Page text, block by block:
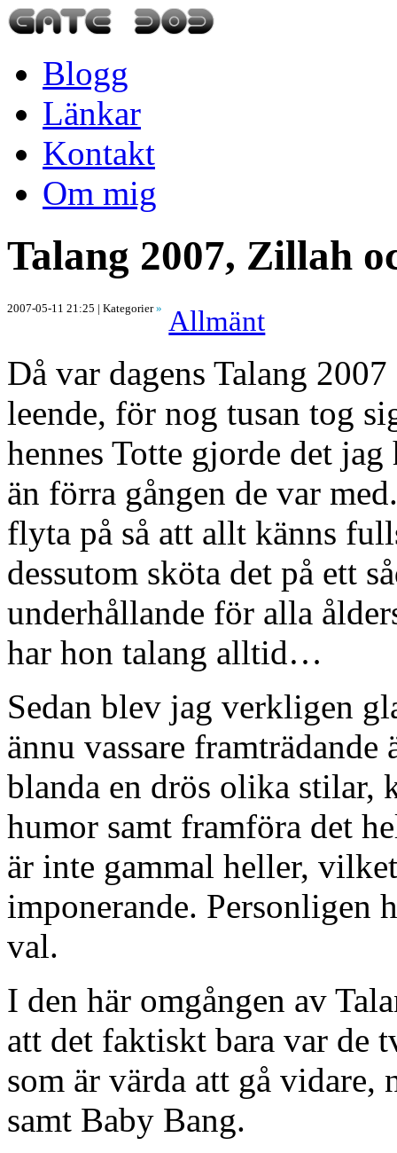
Blogg
Länkar
Kontakt
Om mig
Talang 2007, Zillah
2007-05-11 21:25 | Kategorier» Allmänt
Då var dagens Talang
leende, för nog tusan tog
hennes Totte gjorde det
än förra gången de var
flyta på så att allt känns
dessutom sköta det på ett
underhållande för alla
har hon talang alltid…
Sedan blev jag verkligen
ännu vassare framträdande
blanda en drös olika stilar,
humor samt framföra det
är inte gammal heller,
imponerande. Personligen
val.
I den här omgången av
att det faktiskt bara var de
som är värda att gå vidare,
samt Baby Bang.